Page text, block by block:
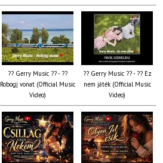
?? Gerry Music ?? - ??
Robogj vonat (Official Music
Video)
?? Gerry Music ?? - ?? Ez
nem játék (Official Music
Video)